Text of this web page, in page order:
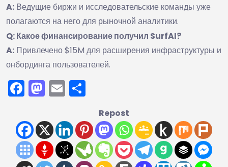
A: Ведущие биржи и исследовательские команды уже
полагаются на него для рыночной аналитики.
Q: Какое финансирование получил SurfAI?
A: Привлечено $15M для расширения инфраструктуры и
онбординга пользователей.
Facebook
Mastodon
Email
Repost